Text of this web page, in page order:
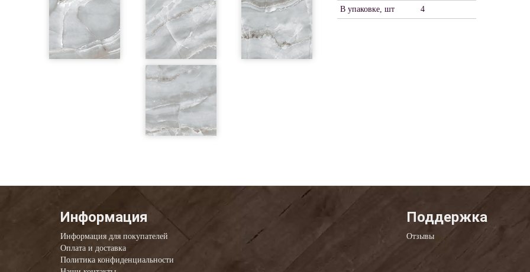
В упаковке, шт 4
Информация
Информация для покупателей
Оплата и доставка
Политика конфиденциальности
Поддержка
Отзывы